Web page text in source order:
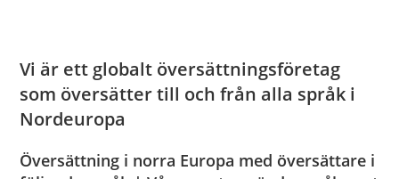
Vi är ett globalt översättningsföretag
som översätter till och från alla språk i
Nordeuropa
Översättning i norra Europa med översättare i